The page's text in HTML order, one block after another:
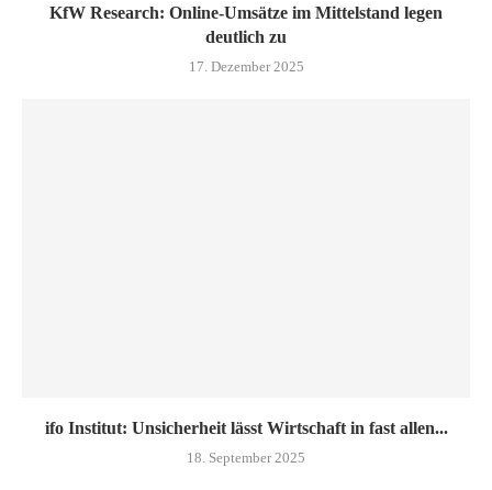
KfW Research: Online-Umsätze im Mittelstand legen
deutlich zu
17. Dezember 2025
ifo Institut: Unsicherheit lässt Wirtschaft in fast allen...
18. September 2025